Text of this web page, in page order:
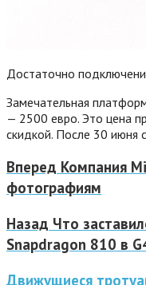
Достаточно
Замечательная
— 2500 евро. Это цена
скидкой. После 30 июня
Вперед Компания
фотографиям
Назад Что
Snapdragon 810 в
Движущиеся